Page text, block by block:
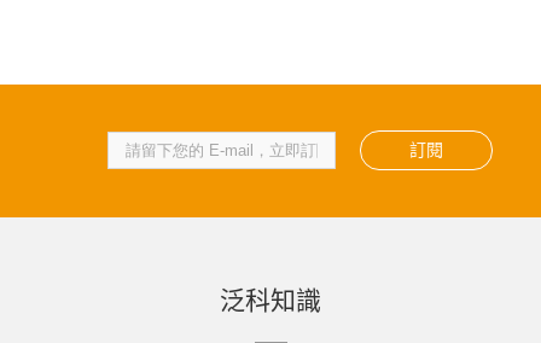
訂閱
泛科知識